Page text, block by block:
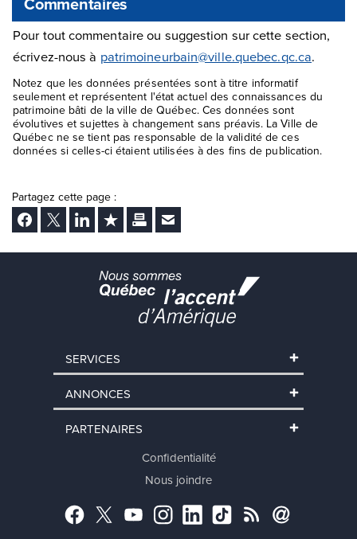
Pour tout commentaire ou suggestion sur cette section,
écrivez-nous à patrimoineurbain@ville.quebec.qc.ca.
Notez que les données présentées sont à titre informatif
seulement et représentent l'état actuel des connaissances du
patrimoine bâti de la ville de Québec. Ces données sont
évolutives et sujettes à changement sans préavis. La Ville de
Québec ne se tient pas responsable de la validité de ces
données si celles-ci étaient utilisées à des fins de publication.
Partagez cette page :
Facebook
Twitter LinkedInAjouter aux favoris
ImprimerEnvoyer Ã un ami
SERVICES
ANNONCES
PARTENAIRES
Confidentialité
Nous joindre
Facebook
TwitterYouTubeInstagram
LinkedInTikTokRSS Abonnement